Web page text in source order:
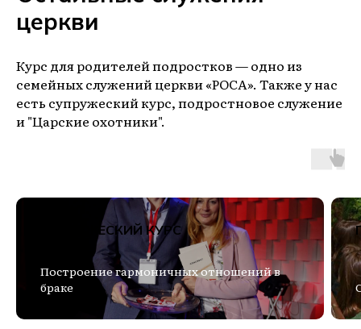
церкви
Курс для родителей подростков — одно из
семейных служений церкви «РОСА». Также у нас
есть супружеский курс, подростновое служение
и "Царские охотники".
СУПРУЖЕСКИЙ КУРС
Построение гармоничных отношений в
браке